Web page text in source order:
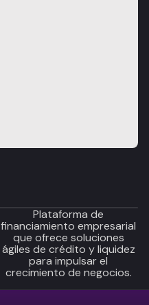
Plataforma de
financiamiento empresarial
que ofrece soluciones
ágiles de crédito y liquidez
para impulsar el
crecimiento de negocios.